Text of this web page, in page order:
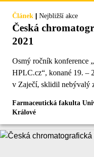
Článek | Nejbližší akce
Česká
2021
Osmý ročník konference
HPLC.cz“, konané 19. –
v Zaječí, sklidil nebývalý
Farmaceutická fakulta
Králové